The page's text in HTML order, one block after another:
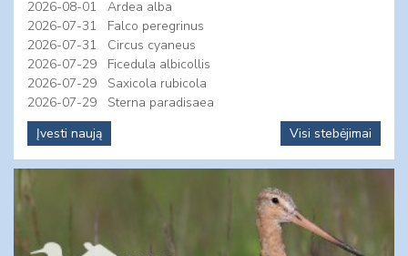
2026-08-01
Ardea alba
2026-07-31
Falco peregrinus
2026-07-31
Circus cyaneus
2026-07-29
Ficedula albicollis
2026-07-29
Saxicola rubicola
2026-07-29
Sterna paradisaea
Įvesti naują
Visi stebėjimai